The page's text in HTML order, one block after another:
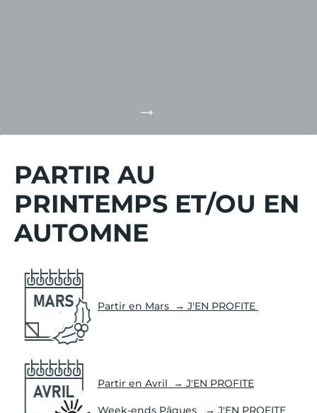
PARTIR AU
PRINTEMPS ET/OU EN
AUTOMNE
Partir en Mars → J'EN PROFITE
Partir en Avril → J'EN PROFITE
Week-ends Pâques → J'EN PROFITE